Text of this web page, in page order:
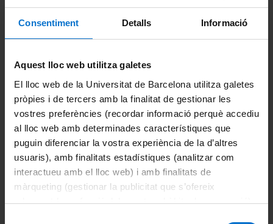
Consentiment Detalls Informació
Aquest lloc web utilitza galetes
El lloc web de la Universitat de Barcelona utilitza galetes
pròpies i de tercers amb la finalitat de gestionar les
vostres preferències (recordar informació perquè accediu
al lloc web amb determinades característiques que
puguin diferenciar la vostra experiència de la d’altres
usuaris), amb finalitats estadístiques (analitzar com
interactueu amb el lloc web) i amb finalitats de
màrqueting (gestionar la publicitat que s’ofereix
adequant-la en funció dels vostres hàbits de navegació).
Docència
Professorat
Divulgació
ServiAstro
GaiaUB
Eclipse Calculator